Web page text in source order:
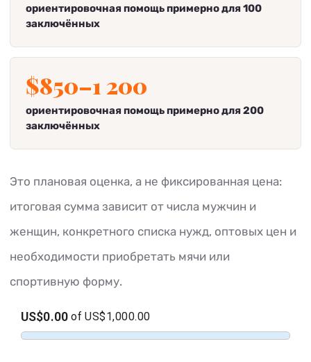
ориентировочная помощь примерно для 100
заключённых
$850–1 200
ориентировочная помощь примерно для 200
заключённых
Это плановая оценка, а не фиксированная цена:
итоговая сумма зависит от числа мужчин и
женщин, конкретного списка нужд, оптовых цен и
необходимости приобретать мячи или
спортивную форму.